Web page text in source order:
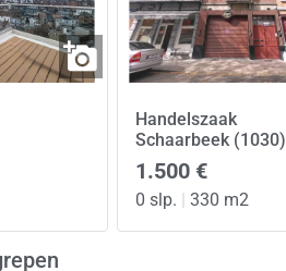
Handelszaak
Schaarbeek (1030)
1.500 €
0 slp. | 330 m2